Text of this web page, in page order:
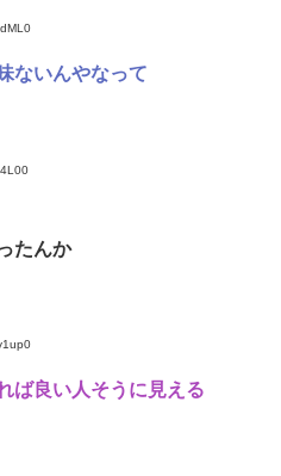
ないんやなって
たんか
ば良い人そうに見える